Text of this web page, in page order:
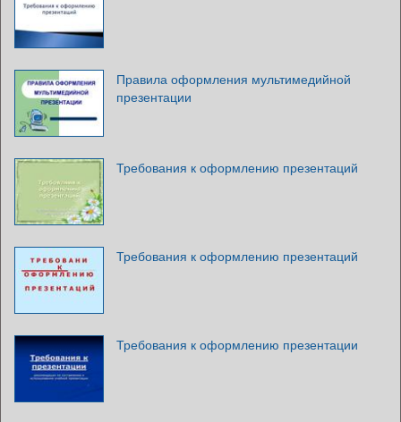
Правила оформления мультимедийной
презентации
Требования к оформлению презентаций
Требования к оформлению презентаций
Требования к оформлению презентации